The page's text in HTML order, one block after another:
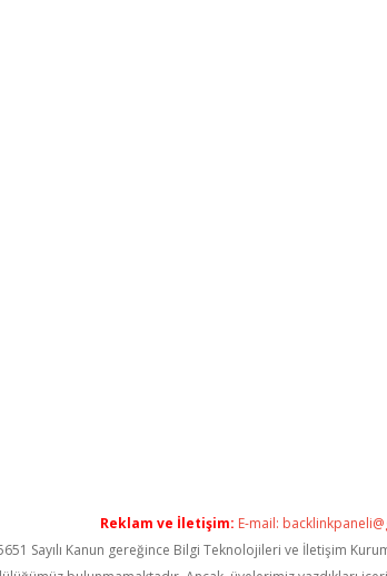
Reklam ve İletişim: E-mail:
Sayılı Kanun gereğince Bilgi Teknolojileri ve İletişim